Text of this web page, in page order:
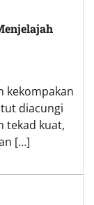
kekompakan
diacungi
tekad kuat,
[…]